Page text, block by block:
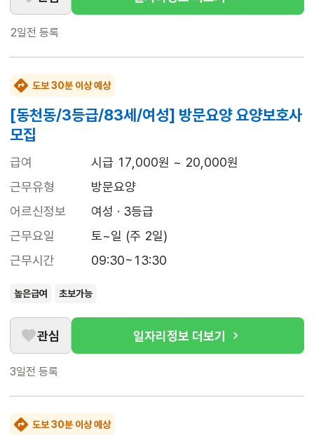
2일전 등록
도보 30분 이상 예상
[동천동/3등급/83세/여성] 방문요양 요양보호사
모집
급여
시급 17,000원 ~ 20,000원
근무유형
방문요양
어르신정보
여성 · 3등급
근무요일
토~일 (주 2일)
근무시간
09:30~13:30
높은급여 초보가능
관심 일자리정보 더보기
3일전 등록
도보 30분 이상 예상